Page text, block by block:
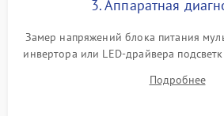
Поломка системы защиты
3. Аппаратная
Замер напряжений блока питания
инвертора или LED-драйвера
питания скалера и тестирование
Подробнее